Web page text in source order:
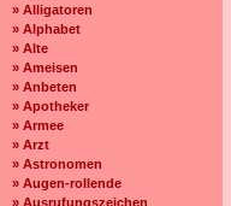
» Alligatoren
» Alphabet
» Alte
» Ameisen
» Anbeten
» Apotheker
» Armee
» Arzt
» Astronomen
» Augen-rollende
» Ausrufungszeichen